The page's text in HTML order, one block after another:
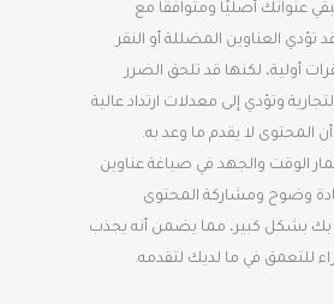
عنوانك أصليًا ومتوافقًا مع
تؤدي العناوين المضللة أو النقر
أولية، لكنها قد تلحق الضرر
وتؤدي إلى معدلات ارتداد عالية
المحتوى لا يقدم ما وعد به.
الوقت والجهد في صياغة عناوين
وضوح ومشاركة المحتوى
بك بشكل كبير، مما يضمن أنه يجذب
للتعمق في ما لديك لتقدمه.